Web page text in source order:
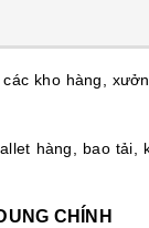
kho hàng,
hàng, bao
CHÍNH